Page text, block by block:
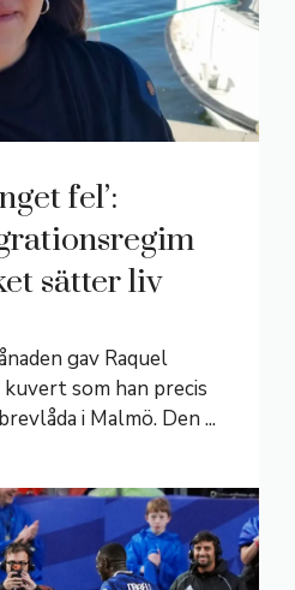
fel’:
sätter liv
gav Raquel
som han precis
i Malmö. Den ...